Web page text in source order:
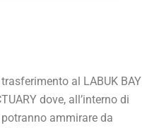
al LABUK BAY
dove, all’interno di
ammirare da